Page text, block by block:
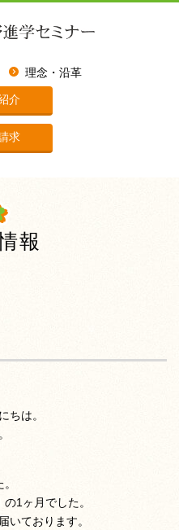
理念・沿革
介
求
報
ちは。
1ヶ月でした。
いております。